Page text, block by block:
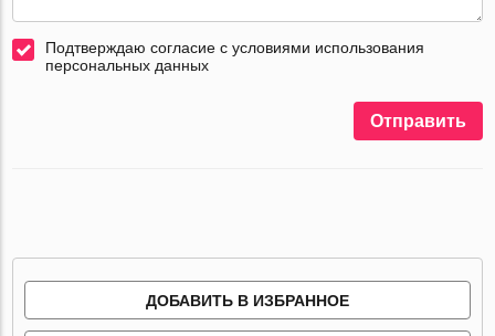
Подтверждаю согласие с условиями использования
персональных данных
Отправить
ДОБАВИТЬ В ИЗБРАННОЕ